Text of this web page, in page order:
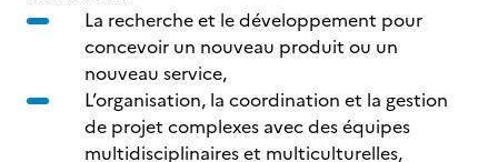
La recherche et le développement pour
concevoir un nouveau produit ou un
nouveau service,
L’organisation, la coordination et la gestion
de projet complexes avec des équipes
multidisciplinaires et multiculturelles,